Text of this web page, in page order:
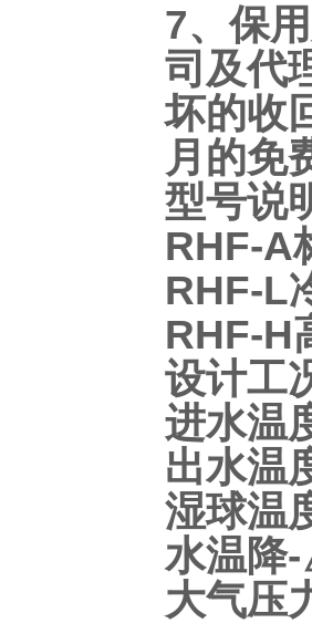
7、保
司及代
坏的收
月的免
型号说
RHF-A
RHF-L
RHF-H
设计工
进水温
出水温
湿球温
水温
大气压